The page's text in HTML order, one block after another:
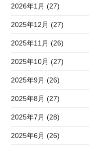
2026年1月 (27)
2025年12月 (27)
2025年11月 (26)
2025年10月 (27)
2025年9月 (26)
2025年8月 (27)
2025年7月 (28)
2025年6月 (26)